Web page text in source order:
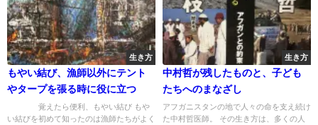
生き方
もやい結び、漁師以外にテント
やタープを張る時に役に立つ
覚えたら便利、もやい結び もや
い結びを初めて知ったのは漁師たちがよく
生き方
中村哲が残したものと、子ども
たちへのまなざし
アフガニスタンの地で人々の命を支え続け
た中村哲医師。 その生き方は、多くの人